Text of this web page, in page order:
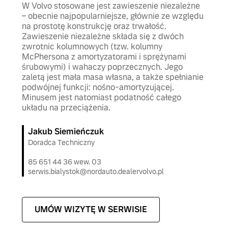
W Volvo stosowane jest zawieszenie niezależne
– obecnie najpopularniejsze, głównie ze względu
na prostotę konstrukcję oraz trwałość.
Zawieszenie niezależne składa się z dwóch
zwrotnic kolumnowych (tzw. kolumny
McPhersona z amortyzatorami i sprężynami
śrubowymi) i wahaczy poprzecznych. Jego
zaletą jest mała masa własna, a także spełnianie
podwójnej funkcji: nośno-amortyzującej.
Minusem jest natomiast podatność całego
układu na przeciążenia.
Jakub Siemieńczuk
Doradca Techniczny
85 651 44 36 wew. 03
serwis.bialystok@nordauto.dealervolvo.pl
UMÓW WIZYTĘ W SERWISIE